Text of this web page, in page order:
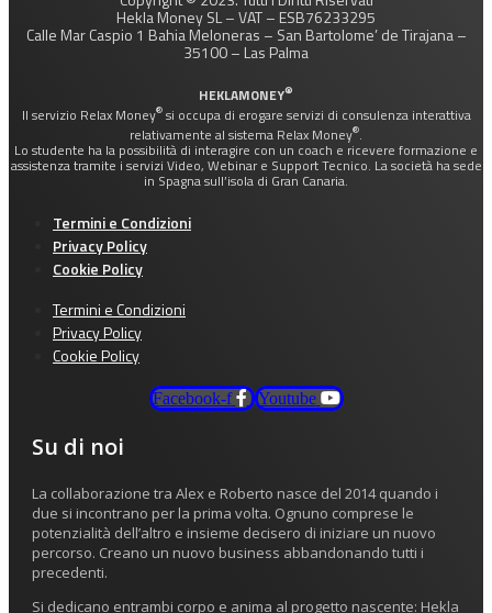
Hekla Money SL – VAT – ESB76233295
Calle Mar Caspio 1 Bahia Meloneras – San Bartolome’ de Tirajana –
35100 – Las Palma
HEKLAMONEY®
Il servizio Relax Money®si occupa di erogare servizi di consulenza interattiva
relativamente al sistema Relax Money®.
Lo studente ha la possibilità di interagire con un coach e ricevere formazione e
assistenza tramite i servizi Video, Webinar e Support Tecnico. La società ha sede
in Spagna sull’isola di Gran Canaria.
Termini e Condizioni
Privacy Policy
Cookie Policy
Termini e Condizioni
Privacy Policy
Cookie Policy
Facebook-f Youtube
Su di noi
La collaborazione tra Alex e Roberto nasce del 2014 quando i
due si incontrano per la prima volta. Ognuno comprese le
potenzialità dell’altro e insieme decisero di iniziare un nuovo
percorso. Creano un nuovo business abbandonando tutti i
precedenti.
Si dedicano entrambi corpo e anima al progetto nascente: Hekla